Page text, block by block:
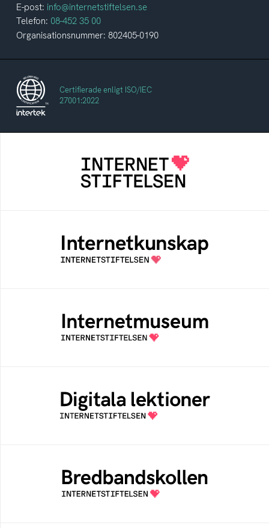
E-post: info@internetstiftelsen.se
Telefon: 08-452 35 00
Organisationsnummer: 802405-0190
Certifierade enligt ISO/IEC
27001:2022
Internetstiftelsen verkar för ett internet som
bidrar positivt till människan och samhället
Samlad kunskap som hjälper dig att bli en
säker och medveten internetanvändare
Ett digitalt museum som byggts, och kureras
av Internetstiftelsen
Öppen digital lärresurs med färdiga lektioner
för alla stadier i grundskolan
Bredbandskollen är ett oberoende
konsumentverktyg som drivs av
Internetstiftelsen